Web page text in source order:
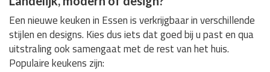
Een nieuwe keuken in Essen is verkrijgbaar in verschillende
stijlen en designs. Kies dus iets dat goed bij u past en qua
uitstraling ook samengaat met de rest van het huis.
Populaire keukens zijn: